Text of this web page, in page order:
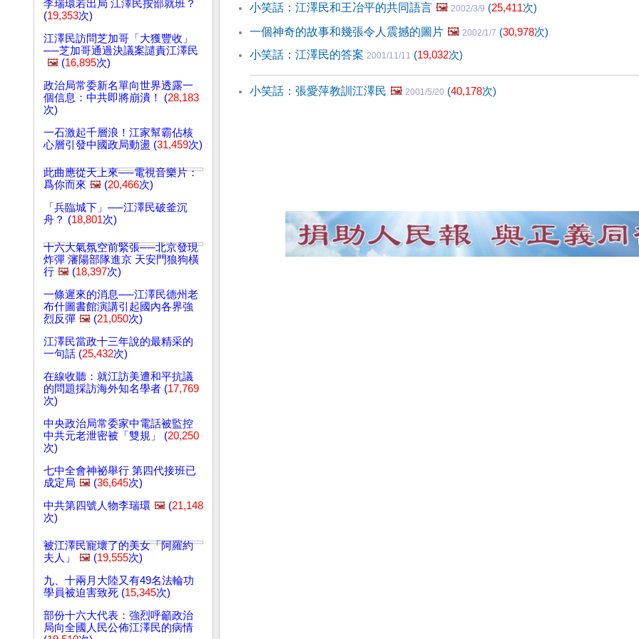
李瑞環若出局 江澤民按部就班？
(19,353次)
江澤民訪問芝加哥「大獲豐收」
──芝加哥通過決議案譴責江澤民
🖼️ (16,895次)
政治局常委新名單向世界透露一
個信息：中共即將崩潰！ (28,183
次)
一石激起千層浪！江家幫霸佔核
心層引發中國政局動盪 (31,459次)
此曲應從天上來──電視音樂片：
爲你而來 🖼️ (20,466次)
「兵臨城下」──江澤民破釜沉
舟？ (18,801次)
十六大氣氛空前緊張──北京發現
炸彈 瀋陽部隊進京 天安門狼狗橫
行 🖼️ (18,397次)
一條遲來的消息──江澤民德州老
布什圖書館演講引起國內各界強
烈反彈 🖼️ (21,050次)
江澤民當政十三年說的最精采的
一句話 (25,432次)
在線收聽：就江訪美遭和平抗議
的問題採訪海外知名學者 (17,769
次)
中央政治局常委家中電話被監控
中共元老泄密被「雙規」 (20,250
次)
七中全會神祕舉行 第四代接班已
成定局 🖼️ (36,645次)
中共第四號人物李瑞環 🖼️ (21,148
次)
被江澤民寵壞了的美女「阿羅約
夫人」
🖼️ (19,555次)
九、十兩月大陸又有49名法輪功
學員被迫害致死 (15,345次)
部份十六大代表：強烈呼籲政治
局向全國人民公佈江澤民的病情
小笑話：江澤民和王冶平的共同語言 🖼️ 2002/3/9 (25,411次)
一個神奇的故事和幾張令人震撼的圖片 🖼️ 2002/1/7 (30,978次)
小笑話：江澤民的答案 2001/11/11 (19,032次)
小笑話：張愛萍教訓江澤民 🖼️ 2001/5/20 (40,178次)